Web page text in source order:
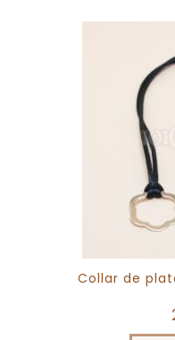
Collar de